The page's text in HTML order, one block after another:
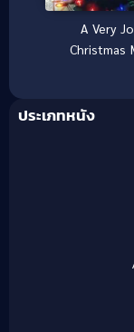
A Very
Christmas
ประเภทหนัง